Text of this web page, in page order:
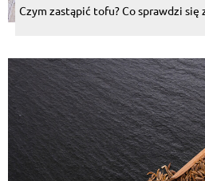
Czym zastąpić tofu? Co sprawdzi się